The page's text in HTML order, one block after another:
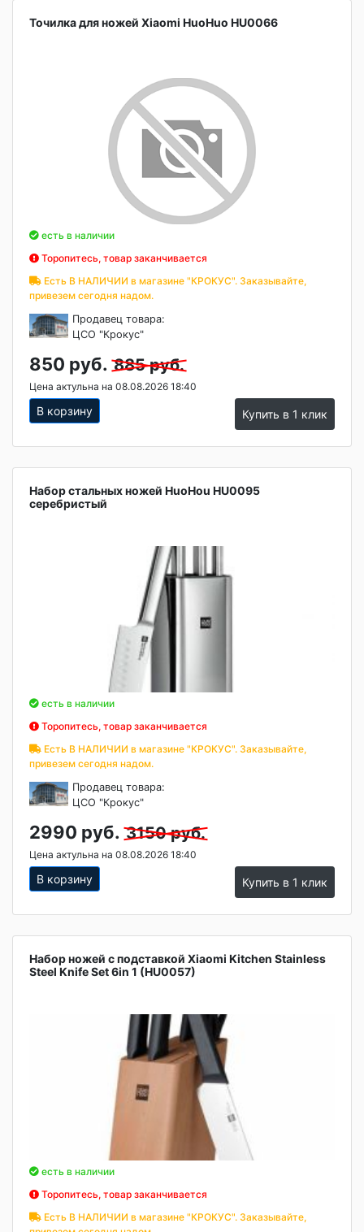
Точилка для ножей Xiaomi HuoHuo HU0066
есть в наличии
Торопитесь, товар заканчивается
Есть В НАЛИЧИИ в магазине "КРОКУС". Заказывайте,
привезем сегодня надом.
Продавец товара:
ЦСО "Крокус"
850 руб. 885 руб.
Цена актульна на 08.08.2026 18:40
В корзину Купить в 1 клик
Набор стальных ножей HuoHou HU0095
серебристый
есть в наличии
Торопитесь, товар заканчивается
Есть В НАЛИЧИИ в магазине "КРОКУС". Заказывайте,
привезем сегодня надом.
Продавец товара:
ЦСО "Крокус"
2990 руб. 3150 руб.
Цена актульна на 08.08.2026 18:40
В корзину Купить в 1 клик
Набор ножей с подставкой Xiaomi Kitchen Stainless
Steel Knife Set 6in 1 (HU0057)
есть в наличии
Торопитесь, товар заканчивается
Есть В НАЛИЧИИ в магазине "КРОКУС". Заказывайте,